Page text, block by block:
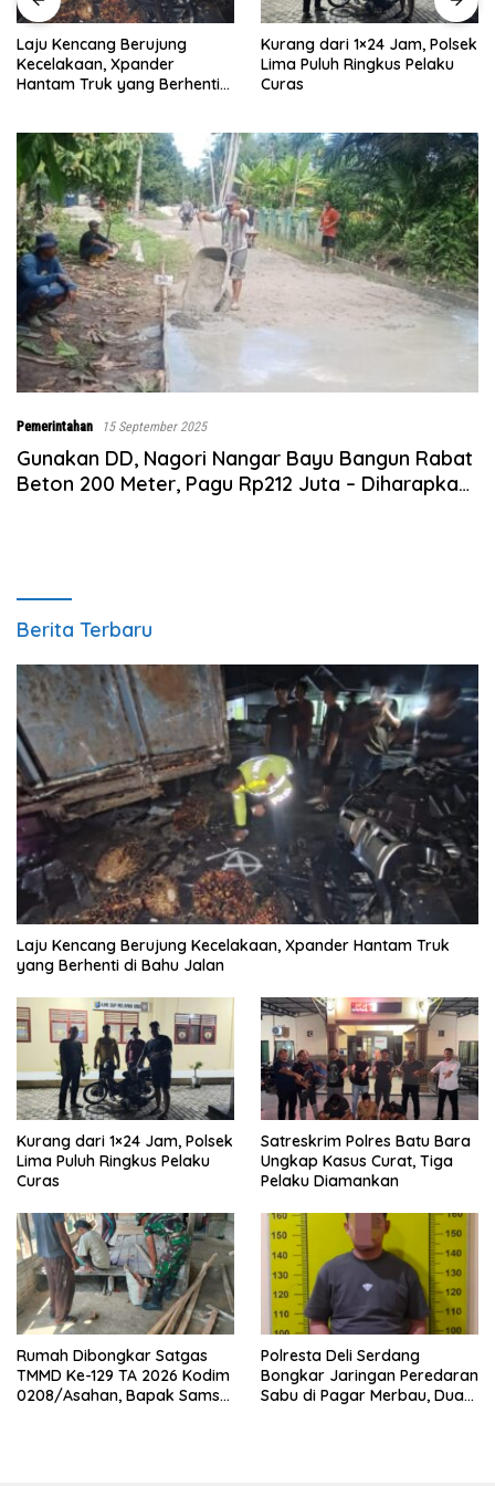
Kurang dari 1×24 Jam, Polsek
Lima Puluh Ringkus Pelaku
Curas
Satreskrim Polres Batu Bara
Ungkap Kasus Curat, Tiga
Pelaku Diamankan
Pemerintahan 15 September 2025
Gunakan DD, Nagori Nangar Bayu Bangun Rabat
Beton 200 Meter, Pagu Rp212 Juta – Diharapkan
Berita Terbaru
Laju Kencang Berujung Kecelakaan, Xpander Hantam Truk
yang Berhenti di Bahu Jalan
Kurang dari 1×24 Jam, Polsek
Lima Puluh Ringkus Pelaku
Curas
Satreskrim Polres Batu Bara
Ungkap Kasus Curat, Tiga
Pelaku Diamankan
Rumah Dibongkar Satgas
TMMD Ke-129 TA 2026 Kodim
0208/Asahan, Bapak Samsul
Polresta Deli Serdang
Bongkar Jaringan Peredaran
Sabu di Pagar Merbau, Dua